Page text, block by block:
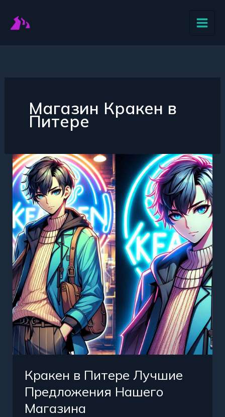
содержимому
Магазин Кракен в
Питере
Кракен в Питере Лучшие
Предложения Нашего
Магазина
Кракен
в
Питере
Лучшие
Предложения
Нашего
Магазина